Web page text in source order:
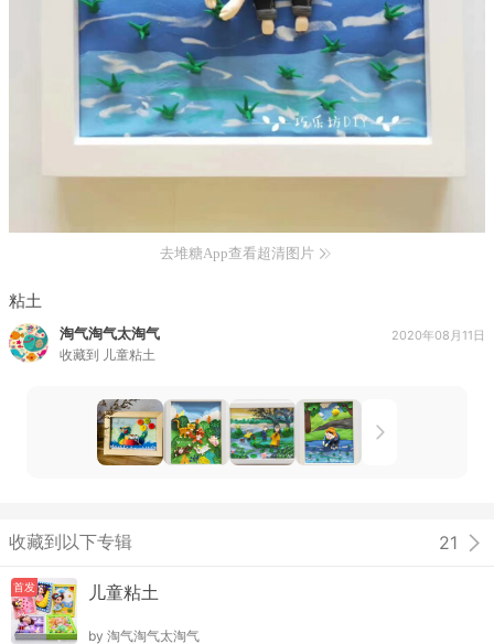
去堆糖App查看超清图片
粘土
淘气淘气太淘气
收藏到 儿童粘土
2020年08月11日
收藏到以下专辑 21
首发 儿童粘土
by 淘气淘气太淘气